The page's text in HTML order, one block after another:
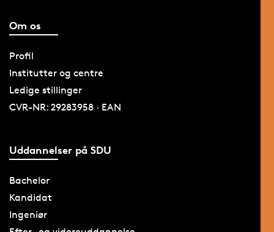
Om os
Profil
Institutter og centre
Ledige stillinger
CVR-NR: 29283958 · EAN
Uddannelser på SDU
Bachelor
Kandidat
Ingeniør